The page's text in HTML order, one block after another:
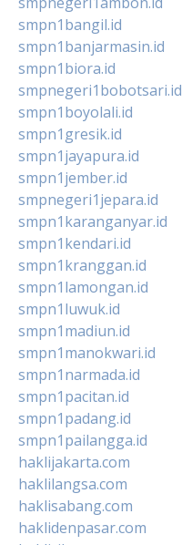
smpn1bangil.id
smpn1banjarmasin.id
smpn1biora.id
smpnegeri1bobotsari.id
smpn1boyolali.id
smpn1gresik.id
smpn1jayapura.id
smpn1jember.id
smpnegeri1jepara.id
smpn1karanganyar.id
smpn1kendari.id
smpn1kranggan.id
smpn1lamongan.id
smpn1luwuk.id
smpn1madiun.id
smpn1manokwari.id
smpn1narmada.id
smpn1pacitan.id
smpn1padang.id
smpn1pailangga.id
haklijakarta.com
haklilangsa.com
haklisabang.com
haklidenpasar.com